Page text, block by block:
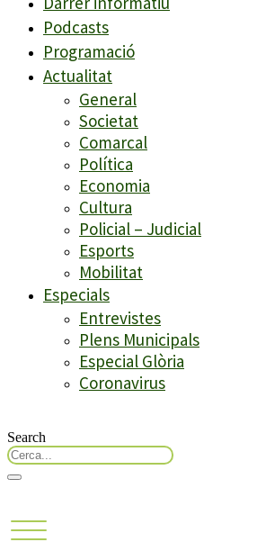
Podcasts
Programació
Actualitat
General
Societat
Comarcal
Política
Economia
Cultura
Policial – Judicial
Esports
Mobilitat
Especials
Entrevistes
Plens Municipals
Especial Glòria
Coronavirus
Search